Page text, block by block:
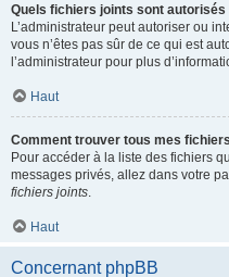
Quels fichiers joints sont
L’administrateur peut autoriser ou
vous n’êtes pas sûr de ce qui est
l’administrateur pour plus
Haut
Comment trouver tous mes
Pour accéder à la liste des fichiers
messages privés, allez dans votre
fichiers joints.
Haut
Concernant phpBB